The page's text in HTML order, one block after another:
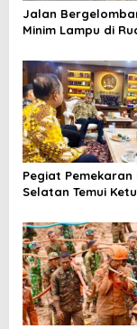
Jalan
Minim Lampu di
Telan Korban,
Hantam Pohon di
Bantarkawung
Pegiat Pemekaran
Selatan Temui
Dukungan Urus
Provinsi